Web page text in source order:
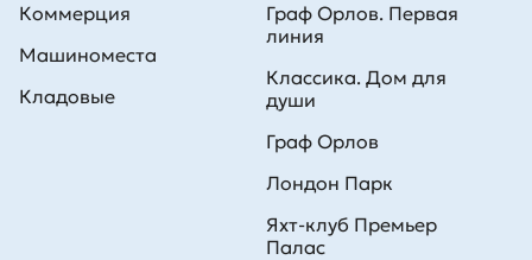
Коммерция
Машиноместа
Кладовые
Граф Орлов. Первая
линия
Классика. Дом для
души
Граф Орлов
Лондон Парк
Яхт-клуб Премьер
Палас